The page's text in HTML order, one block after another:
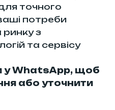
точного
потреби
ринку з
та сервісу
у WhatsApp, щоб
або уточнити